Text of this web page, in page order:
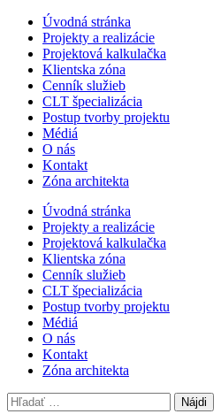
Úvodná stránka
Projekty a realizácie
Projektová kalkulačka
Klientska zóna
Cenník služieb
CLT špecializácia
Postup tvorby projektu
Médiá
O nás
Kontakt
Zóna architekta
Úvodná stránka
Projekty a realizácie
Projektová kalkulačka
Klientska zóna
Cenník služieb
CLT špecializácia
Postup tvorby projektu
Médiá
O nás
Kontakt
Zóna architekta
Hľadať: